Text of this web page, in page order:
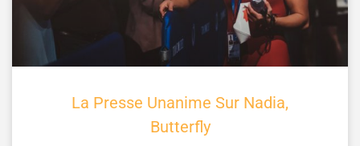
La Presse Unanime Sur Nadia,
Butterfly